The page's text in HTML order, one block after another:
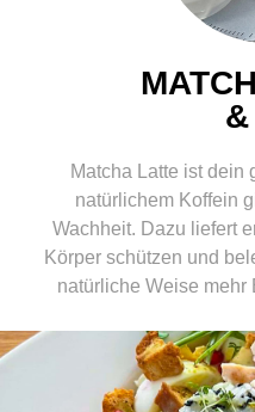
Matcha Latte ist dein
natürlichem Koffein
Wachheit. Dazu liefert
Körper schützen und
natürliche Weise